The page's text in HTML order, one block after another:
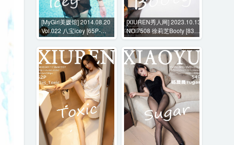
[MyGirl美媛馆] 2014.08.20
Vol.022 八宝icey [65P-
261MB]
[XIUREN秀人网] 2023.10.13
NO.7508 徐莉芝Booty [83P-
649MB]